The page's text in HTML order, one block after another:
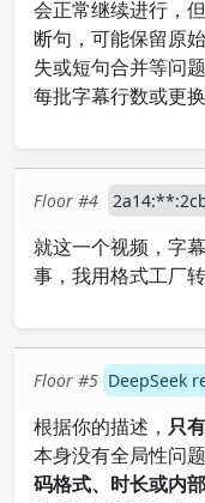
会正常继续进行，
断句，可能保留原
失或短句合并等问
每批字幕行数或更
Floor #4
就这一个视频，字
事，我用格式工厂
Floor #5 DeepSeek
根据你的描述， 只
本身没有全局性问
码格式、时长或内